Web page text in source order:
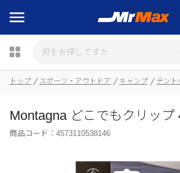
トップ スポーツ・アウトドア キャンプ テント
Montagna どこでもクリップ
商品コード： 4573110538146